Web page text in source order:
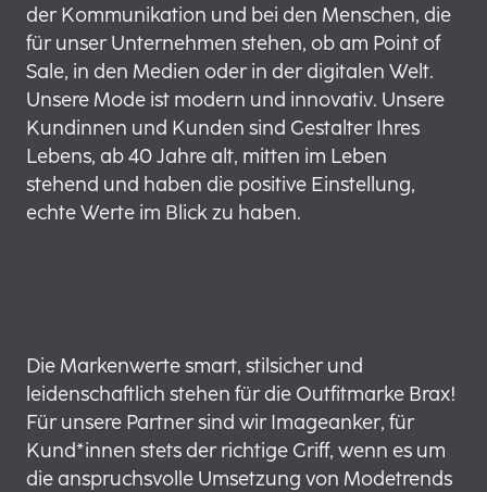
der Kommunikation und bei den Menschen, die
für unser Unternehmen stehen, ob am Point of
Sale, in den Medien oder in der digitalen Welt.
Unsere Mode ist modern und innovativ. Unsere
Kundinnen und Kunden sind Gestalter Ihres
Lebens, ab 40 Jahre alt, mitten im Leben
stehend und haben die positive Einstellung,
echte Werte im Blick zu haben.
Die Markenwerte smart, stilsicher und
leidenschaftlich stehen für die Outfitmarke Brax!
Für unsere Partner sind wir Imageanker, für
Kund*innen stets der richtige Griff, wenn es um
die anspruchsvolle Umsetzung von Modetrends